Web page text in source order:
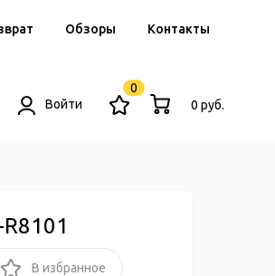
Обзоры Контакты
Войти
0
0 руб.
В избранное